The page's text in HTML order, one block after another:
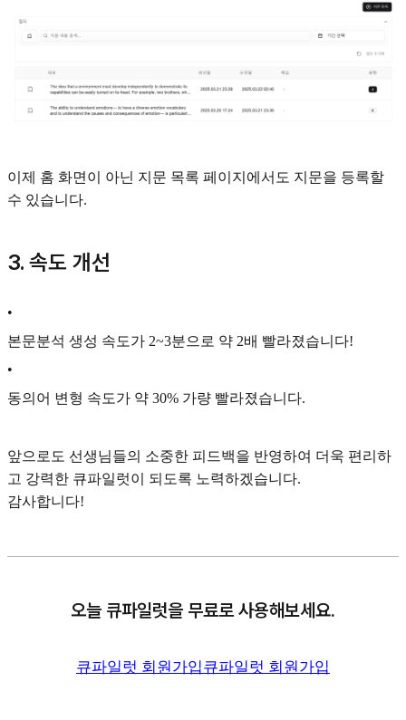
이제 홈 화면이 아닌 지문 목록 페이지에서도 지문을 등록할
수 있습니다.
3. 속도 개선
•
본문분석 생성 속도가 2~3분으로 약 2배 빨라졌습니다!
•
동의어 변형 속도가 약 30% 가량 빨라졌습니다.
앞으로도 선생님들의 소중한 피드백을 반영하여 더욱 편리하
고 강력한 큐파일럿이 되도록 노력하겠습니다.
감사합니다!
오늘 큐파일럿을 무료로 사용해보세요.
큐파일럿 회원가입큐파일럿 회원가입